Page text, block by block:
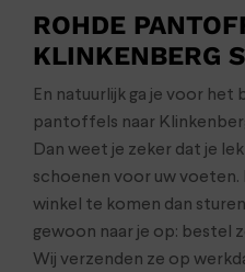
ROHDE
KLINKENBERG
En natuurlijk ga je voor het
pantoffels naar
Dan weet je zeker dat je
schoenen voor uw voeten.
winkel te komen dan
gewoon naar je op: bestel
Wij verzenden ze op